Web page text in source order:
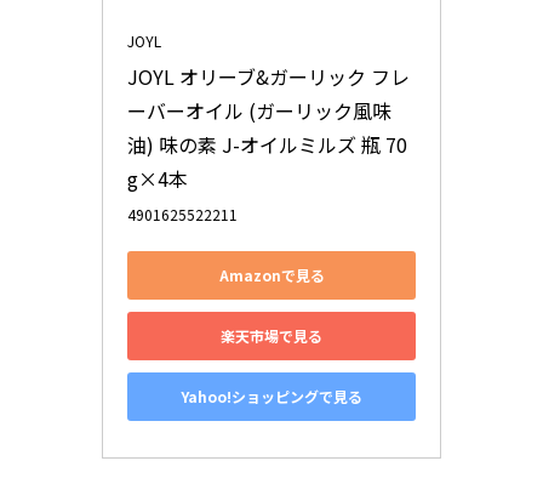
JOYL
JOYL オリーブ&ガーリック フレ
ーバーオイル (ガーリック風味
油) 味の素 J-オイルミルズ 瓶 70
g×4本
4901625522211
Amazonで見る
楽天市場で見る
Yahoo!ショッピングで見る